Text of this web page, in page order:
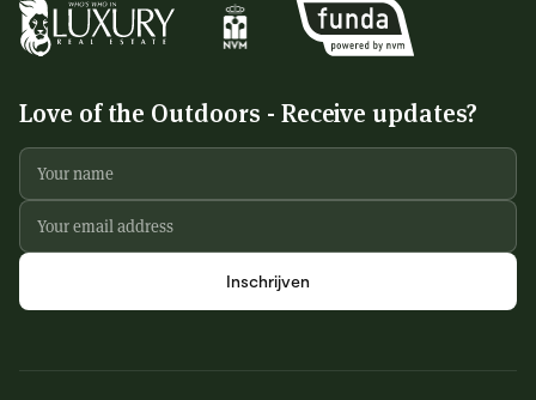
Love of the Outdoors - Receive updates?